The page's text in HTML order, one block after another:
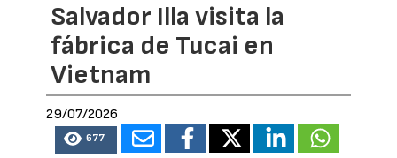
Salvador Illa visita la
fábrica de Tucai en
Vietnam
29/07/2026
677